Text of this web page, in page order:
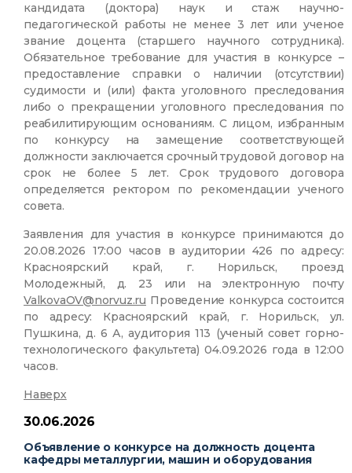
кандидата (доктора) наук и стаж научно-
педагогической работы не менее 3 лет или ученое
звание доцента (старшего научного сотрудника).
Обязательное требование для участия в конкурсе –
предоставление справки о наличии (отсутствии)
судимости и (или) факта уголовного преследования
либо о прекращении уголовного преследования по
реабилитирующим основаниям. С лицом, избранным
по конкурсу на замещение соответствующей
должности заключается срочный трудовой договор на
срок не более 5 лет. Срок трудового договора
определяется ректором по рекомендации ученого
совета.
Заявления для участия в конкурсе принимаются до
20.08.2026 17:00 часов в аудитории 426 по адресу:
Красноярский край, г. Норильск, проезд
Молодежный, д. 23 или на электронную почту
ValkovaOV@norvuz.ru Проведение конкурса состоится
по адресу: Красноярский край, г. Норильск, ул.
Пушкина, д. 6 А, аудитория 113 (ученый совет горно-
технологического факультета) 04.09.2026 года в 12:00
часов.
Наверх
30.06.2026
Объявление о конкурсе на должность доцента
кафедры металлургии, машин и оборудования